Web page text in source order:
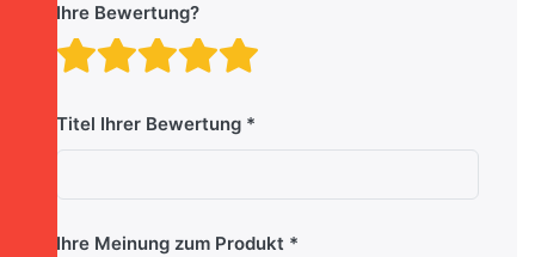
Ihre Bewertung?
Bewertung: 4 von
Bewertung: 3 von 5
Bewertung: 2 von 5
Bewertung: 1 von 5
Titel Ihrer Bewertung
Ihre Meinung zum Produkt